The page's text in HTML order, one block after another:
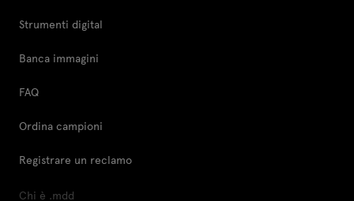
Strumenti digital
Banca immagini
FAQ
Ordina campioni
Registrare un reclamo
Chi è .mdd